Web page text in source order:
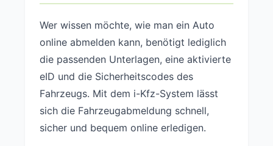
Wer wissen möchte, wie man ein Auto
online abmelden kann, benötigt lediglich
die passenden Unterlagen, eine aktivierte
eID und die Sicherheitscodes des
Fahrzeugs. Mit dem i-Kfz-System lässt
sich die Fahrzeugabmeldung schnell,
sicher und bequem online erledigen.